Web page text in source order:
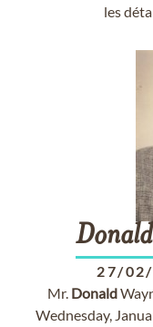
les
Donald
27/
Mr. Donald
Wednesday,